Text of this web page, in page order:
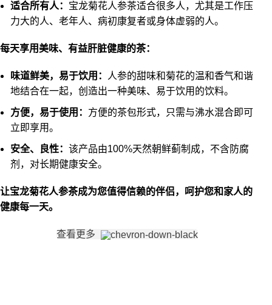
适合所有人： 宝龙菊花人参茶适合很多人，尤其是工作压
力大的人、老年人、病初康复者或身体虚弱的人。
每天享用美味、有益肝脏健康的茶：
味道鲜美，易于饮用：
人参的甜味和菊花的温和香气和谐
地结合在一起，创造出一种美味、易于饮用的饮料。
方便，易于使用： 方便的茶包形式，只需与沸水混合即可
立即享用。
安全、良性：该产品由100%天然朝鲜蓟制成，不含防腐
剂，对长期健康安全。
让宝龙菊花人参茶成为您值得信赖的伴侣，呵护您和家人的
健康每一天。
查看更多